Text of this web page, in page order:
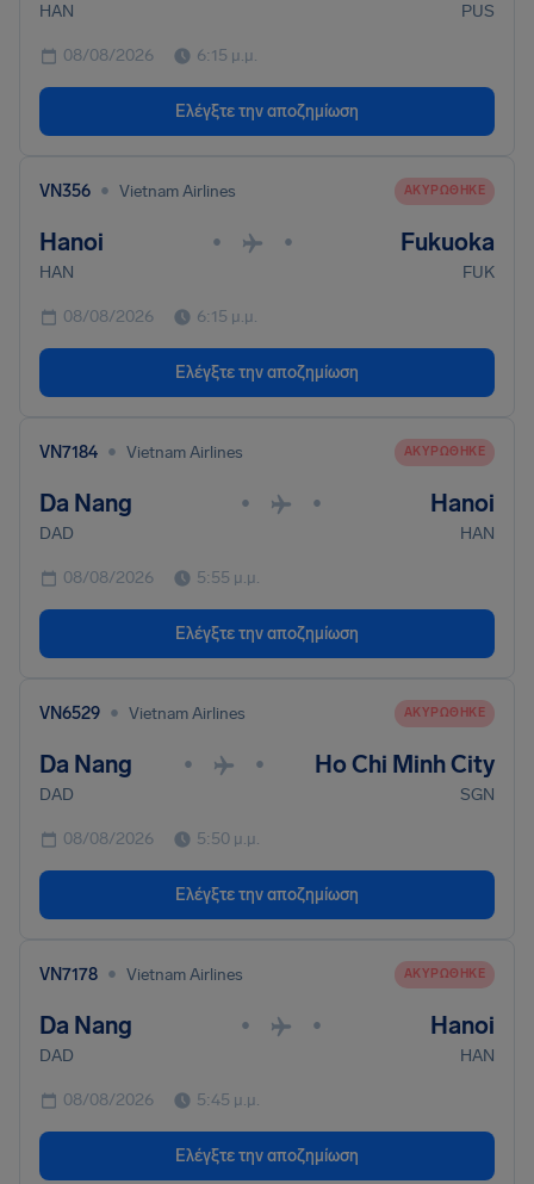
HAN PUS
08/08/2026 6:15 μ.μ.
Ελέγξτε την αποζημίωση
VN356 • Vietnam Airlines ΑΚΥΡΏΘΗΚΕ
Hanoi • • Fukuoka
HAN FUK
08/08/2026 6:15 μ.μ.
Ελέγξτε την αποζημίωση
VN7184 • Vietnam Airlines ΑΚΥΡΏΘΗΚΕ
Da Nang • • Hanoi
DAD HAN
08/08/2026 5:55 μ.μ.
Ελέγξτε την αποζημίωση
VN6529 • Vietnam Airlines ΑΚΥΡΏΘΗΚΕ
Da Nang • • Ho Chi Minh City
DAD SGN
08/08/2026 5:50 μ.μ.
Ελέγξτε την αποζημίωση
VN7178 • Vietnam Airlines ΑΚΥΡΏΘΗΚΕ
Da Nang • • Hanoi
DAD HAN
08/08/2026 5:45 μ.μ.
Ελέγξτε την αποζημίωση